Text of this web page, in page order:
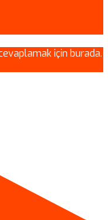
için burada.